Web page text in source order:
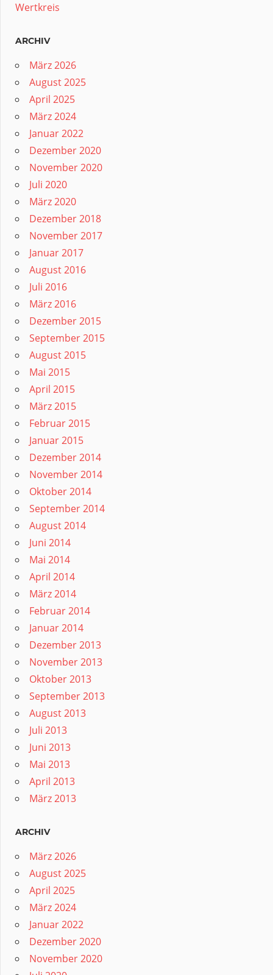
Wertkreis
ARCHIV
März 2026
August 2025
April 2025
März 2024
Januar 2022
Dezember 2020
November 2020
Juli 2020
März 2020
Dezember 2018
November 2017
Januar 2017
August 2016
Juli 2016
März 2016
Dezember 2015
September 2015
August 2015
Mai 2015
April 2015
März 2015
Februar 2015
Januar 2015
Dezember 2014
November 2014
Oktober 2014
September 2014
August 2014
Juni 2014
Mai 2014
April 2014
März 2014
Februar 2014
Januar 2014
Dezember 2013
November 2013
Oktober 2013
September 2013
August 2013
Juli 2013
Juni 2013
Mai 2013
April 2013
März 2013
ARCHIV
März 2026
August 2025
April 2025
März 2024
Januar 2022
Dezember 2020
November 2020